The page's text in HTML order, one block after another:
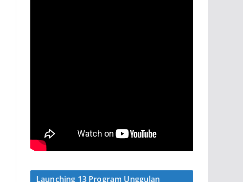
Launching 13 Program Unggulan